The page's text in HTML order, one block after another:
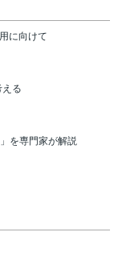
に向けて
る
を専門家が解説